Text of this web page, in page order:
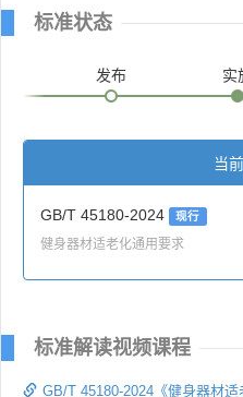
标准状态
发布 实
当
GB/T 45180-2024 现行
健身器材适老化通用要求
标准解读视频课程
GB/T 45180-2024《健身器材